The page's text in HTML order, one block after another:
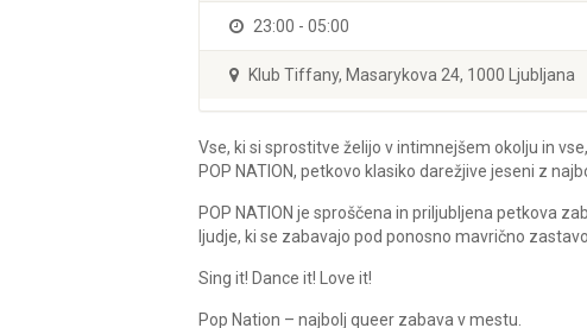
23:00 - 05:00
Klub Tiffany, Masarykova 24, 1000 Ljubljana
Vse, ki si sprostitve želijo v intimnejšem okolju in
POP NATION, petkovo klasiko darežjive jeseni z
POP NATION je sproščena in priljubljena petkova
ljudje, ki se zabavajo pod ponosno mavrično
Sing it! Dance it! Love it!
Pop Nation – najbolj queer zabava v mestu.